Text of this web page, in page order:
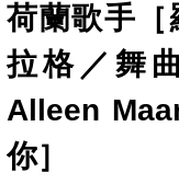
荷蘭歌手
拉格／舞
Alleen
你］